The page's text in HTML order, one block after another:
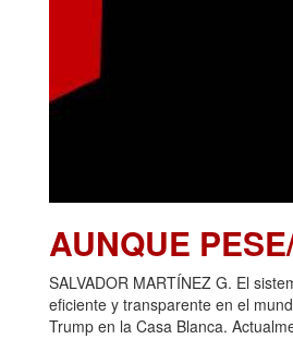
AUNQUE
SALVADOR MARTÍNEZ G. El
eficiente y transparente en el
Trump en la Casa Blanca.